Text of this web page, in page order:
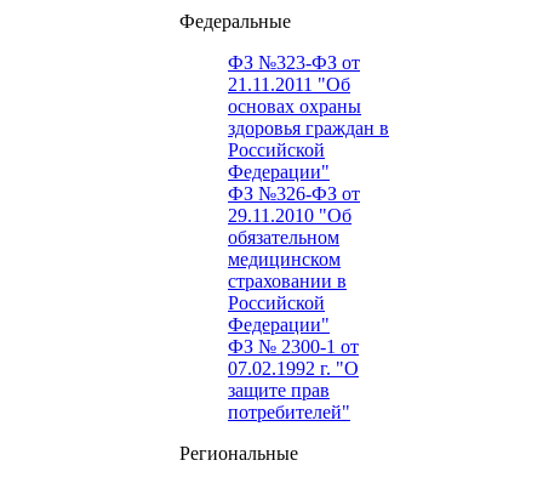
Федеральные
ФЗ №323-ФЗ от
21.11.2011 "Об
основах охраны
здоровья граждан в
Российской
Федерации"
ФЗ №326-ФЗ от
29.11.2010 "Об
обязательном
медицинском
страховании в
Российской
Федерации"
ФЗ № 2300-1 от
07.02.1992 г. "О
защите прав
потребителей"
Региональные